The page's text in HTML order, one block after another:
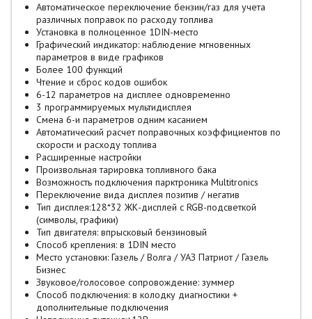
Автоматическое переключение бензин/газ для учета
различных поправок по расходу топлива
Установка в полноценное 1DIN-место
Графический индикатор: наблюдение мгновенных
параметров в виде графиков
Более 100 функций
Чтение и сброс кодов ошибок
6-12 параметров на дисплее одновременно
3 программируемых мультидисплея
Смена 6-и параметров одним касанием
Автоматический расчет поправочных коэффициентов по
скорости и расходу топлива
Расширенные настройки
Произвольная тарировка топливного бака
Возможность подключения парктроника Multitronics
Переключение вида дисплея позитив / негатив
Тип дисплея:128*32 ЖК-дисплей с RGB-подсветкой
(символы, графики)
Тип двигателя: впрысковый бензиновый
Способ крепления: в 1DIN место
Место установки: Газель / Волга / УАЗ Патриот / Газель
Бизнес
Звуковое/голосовое сопровождение: зуммер
Способ подключения: в колодку диагностики +
дополнительные подключения